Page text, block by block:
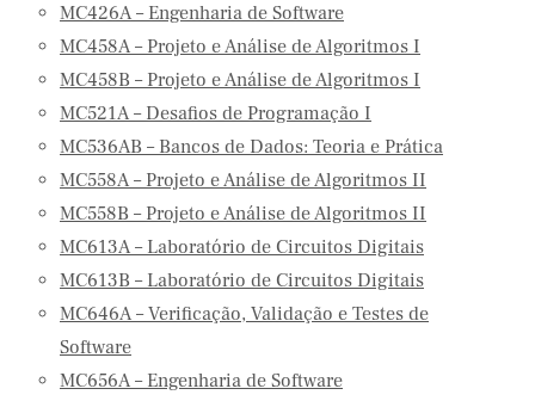
MC426A – Engenharia de Software
MC458A – Projeto e Análise de Algoritmos I
MC458B – Projeto e Análise de Algoritmos I
MC521A – Desafios de Programação I
MC536AB – Bancos de Dados: Teoria e Prática
MC558A – Projeto e Análise de Algoritmos II
MC558B – Projeto e Análise de Algoritmos II
MC613A – Laboratório de Circuitos Digitais
MC613B – Laboratório de Circuitos Digitais
MC646A – Verificação, Validação e Testes de
Software
MC656A – Engenharia de Software